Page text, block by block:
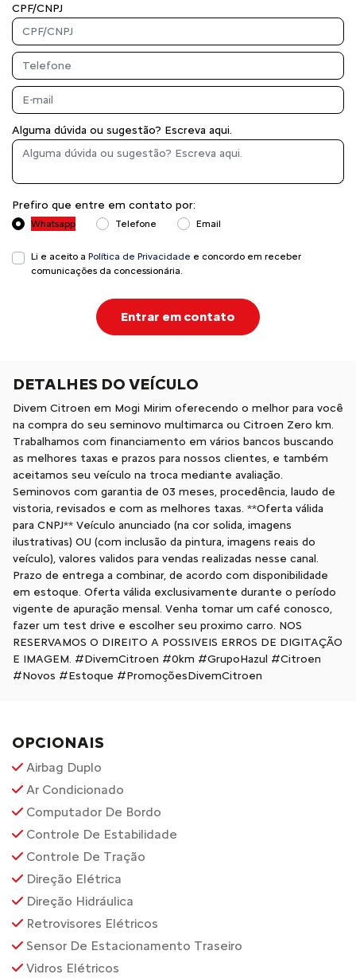
CPF/CNPJ
Alguma dúvida ou sugestão? Escreva aqui.
Prefiro que entre em contato por:
Whatsapp Telefone Email
Li e aceito a Política de Privacidade e concordo em receber
comunicações da concessionária.
Entrar em contato
DETALHES DO VEÍCULO
Divem Citroen em Mogi Mirim oferecendo o melhor para você
na compra do seu seminovo multimarca ou Citroen Zero km.
Trabalhamos com financiamento em vários bancos buscando
as melhores taxas e prazos para nossos clientes, e também
aceitamos seu veículo na troca mediante avaliação.
Seminovos com garantia de 03 meses, procedência, laudo de
vistoria, revisados e com as melhores taxas. **Oferta válida
para CNPJ** Veículo anunciado (na cor solida, imagens
ilustrativas) OU (com inclusão da pintura, imagens reais do
veículo), valores validos para vendas realizadas nesse canal.
Prazo de entrega a combinar, de acordo com disponibilidade
em estoque. Oferta válida exclusivamente durante o período
vigente de apuração mensal. Venha tomar um café conosco,
fazer um test drive e escolher seu proximo carro. NOS
RESERVAMOS O DIREITO A POSSIVEIS ERROS DE DIGITAÇÃO
E IMAGEM. #DivemCitroen #0km #GrupoHazul #Citroen
#Novos #Estoque #PromoçõesDivemCitroen
OPCIONAIS
Airbag Duplo
Ar Condicionado
Computador De Bordo
Controle De Estabilidade
Controle De Tração
Direção Elétrica
Direção Hidráulica
Retrovisores Elétricos
Sensor De Estacionamento Traseiro
Vidros Elétricos